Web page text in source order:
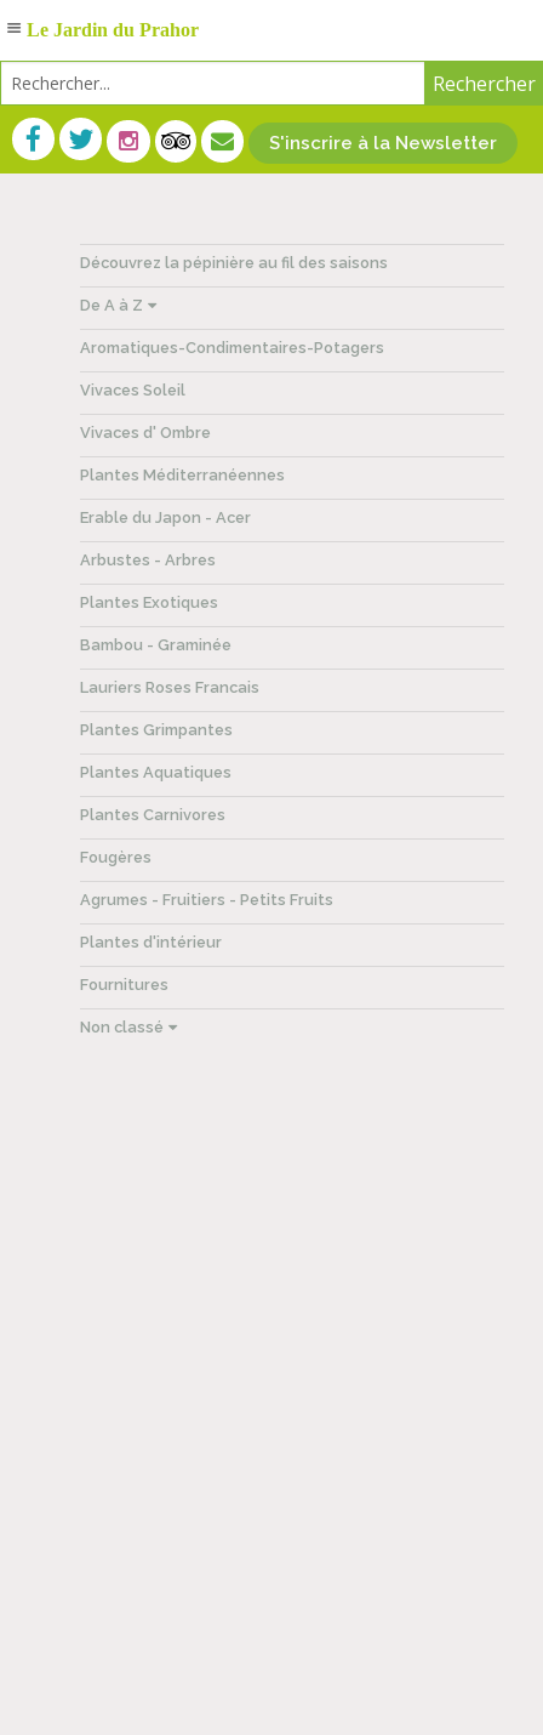
S'inscrire à la Newsletter
Découvrez la pépinière au fil des saisons
De A à Z
Aromatiques-Condimentaires-Potagers
Vivaces Soleil
Vivaces d' Ombre
Plantes Méditerranéennes
Erable du Japon - Acer
Arbustes - Arbres
Plantes Exotiques
Bambou - Graminée
Lauriers Roses Francais
Plantes Grimpantes
Plantes Aquatiques
Plantes Carnivores
Fougères
Agrumes - Fruitiers - Petits Fruits
Plantes d'intérieur
Fournitures
Non classé
Le Jardin du Prahor